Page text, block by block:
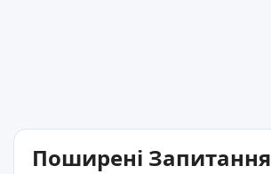
Поширені Запитання